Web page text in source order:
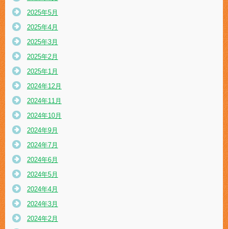
2025年5月
2025年4月
2025年3月
2025年2月
2025年1月
2024年12月
2024年11月
2024年10月
2024年9月
2024年7月
2024年6月
2024年5月
2024年4月
2024年3月
2024年2月